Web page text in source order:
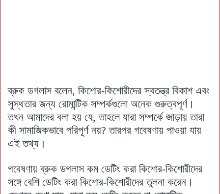
ব্রুক ডগলাস বলেন, কিশোর-কিশোরীদের স্বতন্ত্র বিকাশ এবং
সুস্থতার জন্য রোমান্টিক সম্পর্কগুলো অনেক গুরুত্বপূর্ণ।
তখন আমাদের বলা হয় যে, তাহলে যারা সম্পর্কে জাড়ায় তারা
কী সামাজিকভাবে পরিপূর্ণ নয়? তারপর গবেষণায় পাওয়া যায়
এই তথ্য।
গবেষণায় ব্রুক ডগলাস কম ডেটিং করা কিশোর-কিশোরীদের
সঙ্গে বেশি ডেটিং করা কিশোর-কিশোরীদের তুলনা করেন।